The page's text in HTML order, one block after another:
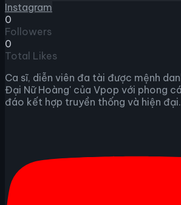
Instagram
0
Followers
0
Total Likes
Ca sĩ, diễn viên đa tài được mệnh
Đại Nữ Hoàng' của Vpop với phong
đáo kết hợp truyền thống và hiện đại.